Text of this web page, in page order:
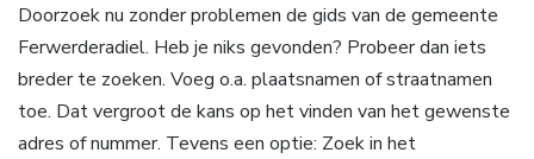
Doorzoek nu zonder problemen de gids van de gemeente
Ferwerderadiel. Heb je niks gevonden? Probeer dan iets
breder te zoeken. Voeg o.a. plaatsnamen of straatnamen
toe. Dat vergroot de kans op het vinden van het gewenste
adres of nummer. Tevens een optie: Zoek in het